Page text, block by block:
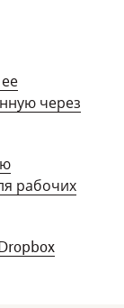
через
рабочих